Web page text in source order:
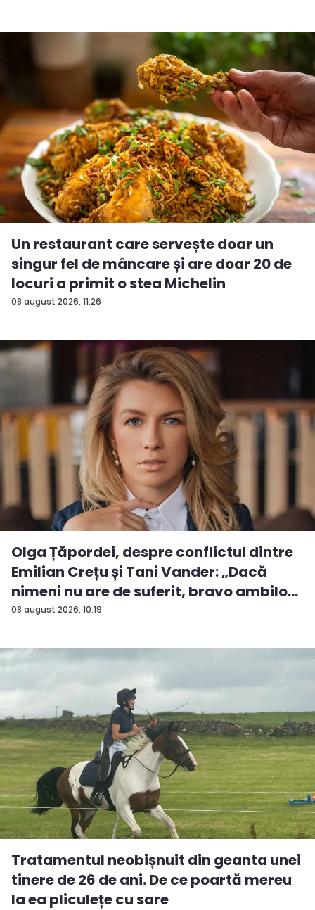
08 august 2026, 11:26
Un restaurant care servește doar un
singur fel de mâncare și are doar 20 de
locuri a primit o stea Michelin
08 august 2026, 10:19
Olga Țăpordei, despre conflictul dintre
Emilian Crețu și Tani Vander: „Dacă
nimeni nu are de suferit, bravo ambilo...
Tratamentul neobișnuit din geanta unei
tinere de 26 de ani. De ce poartă mereu
la ea pliculețe cu sare